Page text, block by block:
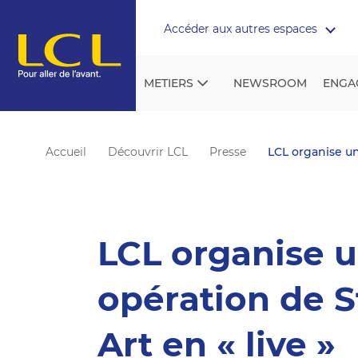
Accéder aux autres espaces
METIERS NEWSROOM
Accueil Découvrir LCL Presse LCL organise
LCL organise
opération de
Art en « live »